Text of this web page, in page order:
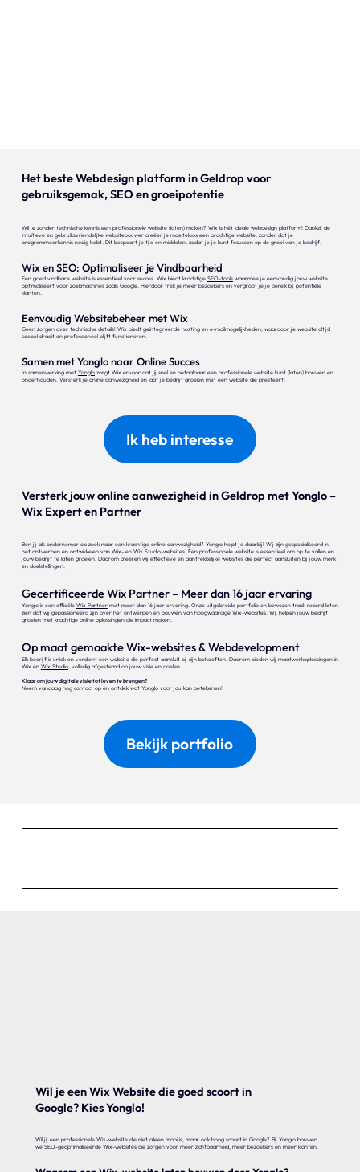
Het beste Webdesign platform in Geldrop voor
gebruiksgemak, SEO en groeipotentie
Wil je zonder technische kennis een professionele website (laten) maken? Wix is hét ideale webdesign platform! Dankzij de
intuïtieve en gebruiksvriendelijke websitebouwer creëer je moeiteloos een prachtige website, zonder dat je
programmeerkennis nodig hebt. Dit bespaart je tijd en middelen, zodat je je kunt focussen op de groei van je bedrijf.
Wix en SEO: Optimaliseer je Vindbaarheid
Een goed vindbare website is essentieel voor succes. Wix biedt krachtige SEO-toolswaarmee je eenvoudig jouw website
optimaliseert voor zoekmachines zoals Google. Hierdoor trek je meer bezoekers en vergroot je je bereik bij potentiële
klanten.
Eenvoudig Websitebeheer met Wix
Geen zorgen over technische details! Wix biedt geïntegreerde hosting en e-mailmogelijkheden, waardoor je website altijd
soepel draait en professioneel blijft functioneren.
Samen met Yonglo naar Online Succes
In samenwerking met Yonglozorgt Wix ervoor dat jij snel en betaalbaar een professionele website kunt (laten) bouwen en
onderhouden. Versterk je online aanwezigheid en laat je bedrijf groeien met een website die presteert!
Ik heb interesse
Versterk jouw online aanwezigheid in Geldrop met Yonglo –
Wix Expert en Partner
Ben jij als ondernemer op zoek naar een krachtige online aanwezigheid? Yonglo helpt je daarbij! Wij zijn gespecialiseerd in
het ontwerpen en ontwikkelen van Wix- en Wix Studio-websites. Een professionele website is essentieel om op te vallen en
jouw bedrijf te laten groeien. Daarom creëren wij effectieve en aantrekkelijke websites die perfect aansluiten bij jouw merk
en doelstellingen.
Gecertificeerde Wix Partner – Meer dan 16 jaar ervaring
Yonglo is een officiële Wix Partnermet meer dan 16 jaar ervaring. Onze uitgebreide portfolio en bewezen track record laten
zien dat wij gepassioneerd zijn over het ontwerpen en bouwen van hoogwaardige Wix-websites. Wij helpen jouw bedrijf
groeien met krachtige online oplossingen die impact maken.
Op maat gemaakte Wix-websites & Webdevelopment
Elk bedrijf is uniek en verdient een website die perfect aansluit bij zijn behoeften. Daarom bieden wij maatwerkoplossingen in
Wix en Wix Studio, volledig afgestemd op jouw visie en doelen.
Klaar om jouw digitale visie tot leven te brengen?
Neem vandaag nog contact op en ontdek wat Yonglo voor jou kan betekenen!
Bekijk portfolio
Wil je een Wix Website die goed scoort in
Google? Kies Yonglo!
Wil jij een professionele Wix-website die niet alleen mooi is, maar ook hoog scoort in Google? Bij Yonglo bouwen
weSEO-geoptimaliseerde Wix-websites die zorgen voor meer zichtbaarheid, meer bezoekers en meer klanten.
Websites
Projecten